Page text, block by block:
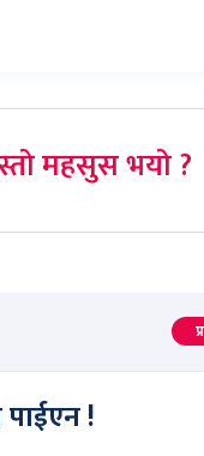
महसुस भयो ?
पाईएन !